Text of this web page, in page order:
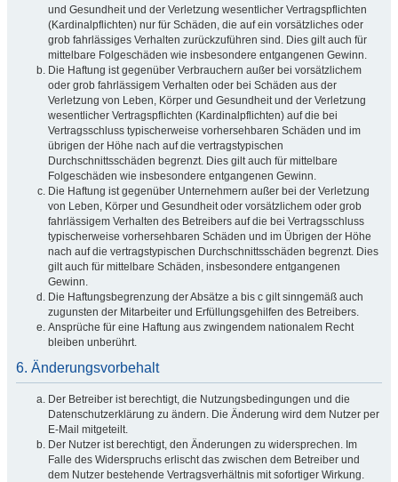
und Gesundheit und der Verletzung wesentlicher Vertragspflichten
(Kardinalpflichten) nur für Schäden, die auf ein vorsätzliches oder
grob fahrlässiges Verhalten zurückzuführen sind. Dies gilt auch für
mittelbare Folgeschäden wie insbesondere entgangenen Gewinn.
Die Haftung ist gegenüber Verbrauchern außer bei vorsätzlichem
oder grob fahrlässigem Verhalten oder bei Schäden aus der
Verletzung von Leben, Körper und Gesundheit und der Verletzung
wesentlicher Vertragspflichten (Kardinalpflichten) auf die bei
Vertragsschluss typischerweise vorhersehbaren Schäden und im
übrigen der Höhe nach auf die vertragstypischen
Durchschnittsschäden begrenzt. Dies gilt auch für mittelbare
Folgeschäden wie insbesondere entgangenen Gewinn.
Die Haftung ist gegenüber Unternehmern außer bei der Verletzung
von Leben, Körper und Gesundheit oder vorsätzlichem oder grob
fahrlässigem Verhalten des Betreibers auf die bei Vertragsschluss
typischerweise vorhersehbaren Schäden und im Übrigen der Höhe
nach auf die vertragstypischen Durchschnittsschäden begrenzt. Dies
gilt auch für mittelbare Schäden, insbesondere entgangenen
Gewinn.
Die Haftungsbegrenzung der Absätze a bis c gilt sinngemäß auch
zugunsten der Mitarbeiter und Erfüllungsgehilfen des Betreibers.
Ansprüche für eine Haftung aus zwingendem nationalem Recht
bleiben unberührt.
6. Änderungsvorbehalt
Der Betreiber ist berechtigt, die Nutzungsbedingungen und die
Datenschutzerklärung zu ändern. Die Änderung wird dem Nutzer per
E-Mail mitgeteilt.
Der Nutzer ist berechtigt, den Änderungen zu widersprechen. Im
Falle des Widerspruchs erlischt das zwischen dem Betreiber und
dem Nutzer bestehende Vertragsverhältnis mit sofortiger Wirkung.